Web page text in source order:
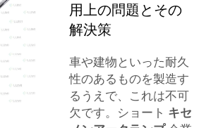
用上の問題とその
解決策
車や建物といった耐久
性のあるものを製造す
るうえで、これは不可
欠です。ショート キセ